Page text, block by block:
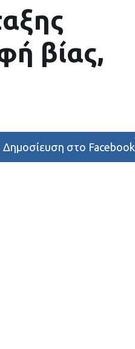
βίας,
Δημοσίευση στο Facebook